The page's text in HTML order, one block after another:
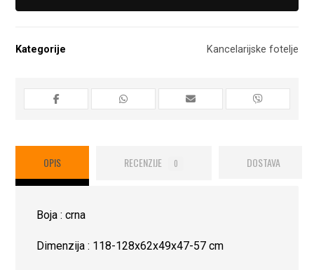
Kategorije Kancelarijske fotelje
OPIS RECENZIJE 0 DOSTAVA
Boja : crna
Dimenzija : 118-128x62x49x47-57 cm